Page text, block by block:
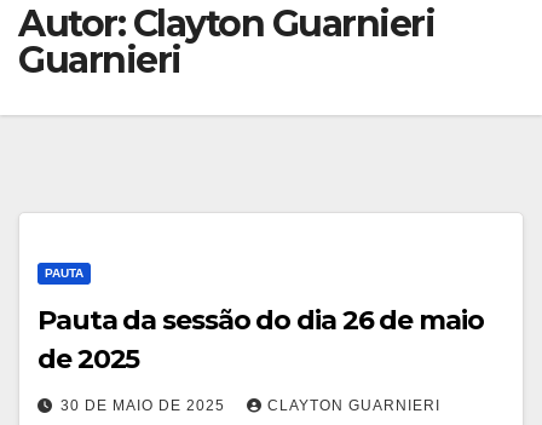
Autor:Clayton Guarnieri
Guarnieri
PAUTA
Pauta da sessão do dia 26 de maio
de 2025
30 DE MAIO DE 2025 CLAYTON GUARNIERI